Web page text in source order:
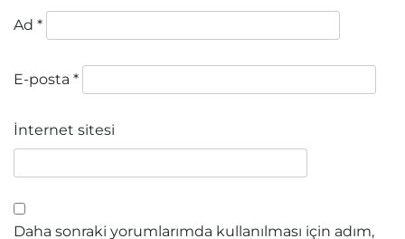
Ad *
E-posta *
İnternet sitesi
Daha sonraki yorumlarımda kullanılması için adım,